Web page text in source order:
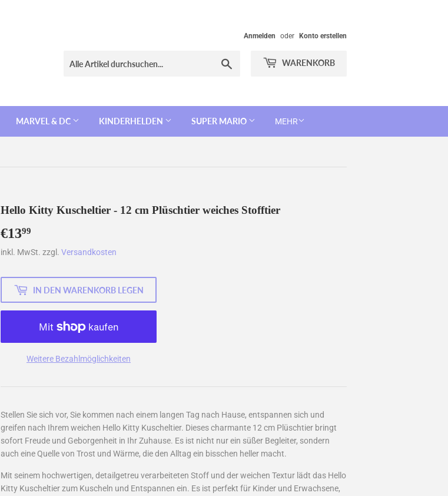
Anmelden oder Konto erstellen
WARENKORB
MARVEL & DC KINDERHELDEN SUPER MARIO MEHR
Hello Kitty Kuscheltier - 12 cm Plüschtier weiches Stofftier
€1399
inkl. MwSt. zzgl. Versandkosten
IN DEN WARENKORB LEGEN
Weitere Bezahlmöglichkeiten
Stellen Sie sich vor, Sie kommen nach einem langen Tag nach Hause, entspannen sich und
greifen nach Ihrem weichen Hello Kitty Kuscheltier. Dieses charmante 12 cm Plüschtier bringt
sofort Freude und Geborgenheit in Ihr Zuhause. Es ist nicht nur ein süßer Begleiter, sondern
auch eine Quelle von Trost und Wärme, die den Alltag ein bisschen heller macht.
Mit seinem hochwertigen, detailgetreu verarbeiteten Stoff und der weichen Textur lädt das Hello
Kitty Kuscheltier zum Kuscheln und Entspannen ein. Es ist perfekt für Kinder und Erwachsene,